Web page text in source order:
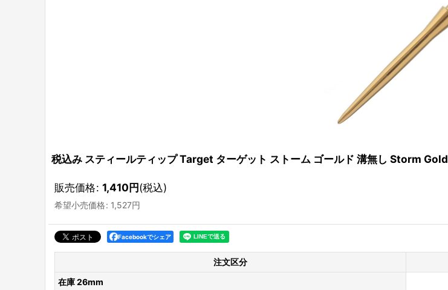
税込み スティールティップ Target ターゲット ストーム ゴールド 溝無し Storm Gold
販売価格: 1,410円(税込)
希望小売価格: 1,527円
Facebookでシェア
注文区分
在庫 26mm